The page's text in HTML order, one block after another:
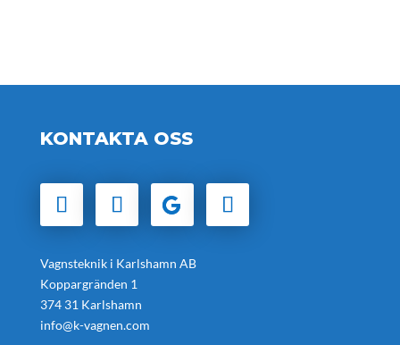
KONTAKTA OSS
Vagnsteknik i Karlshamn AB
Koppargränden 1
374 31 Karlshamn
info@k-vagnen.com